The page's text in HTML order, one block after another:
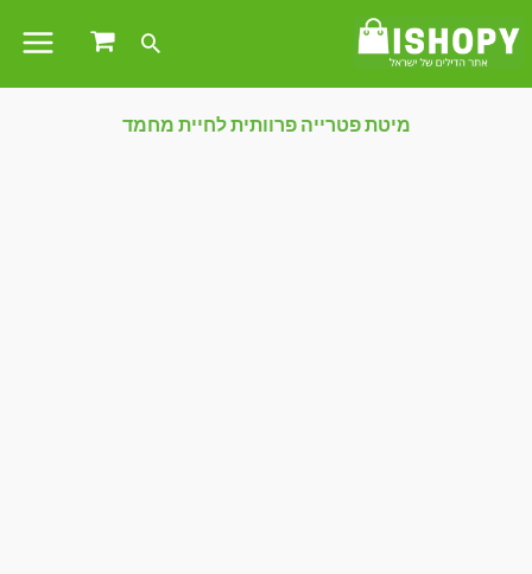
מיטת פטרייה פרוותית לחיית מחמד